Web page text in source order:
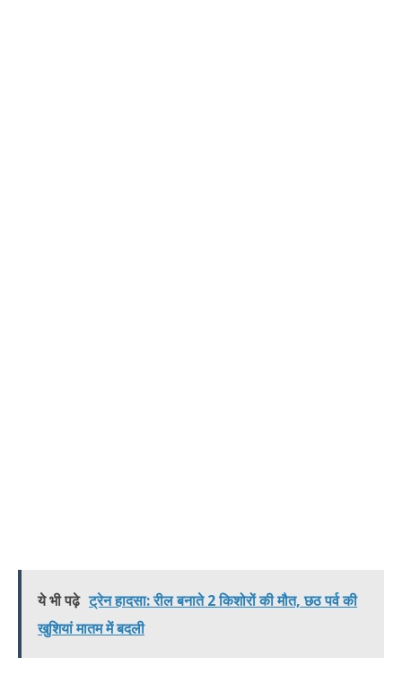
ये भी पढ़े ट्रेन हादसा: रील बनाते 2 किशोरों की मौत, छठ पर्व की
खुशियां मातम में बदली